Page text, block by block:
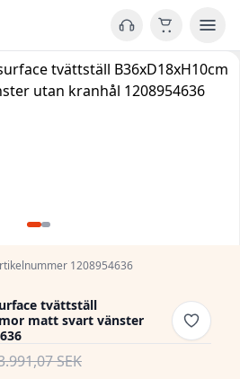
1208954636
tvättställ
matt svart vänster
SEK